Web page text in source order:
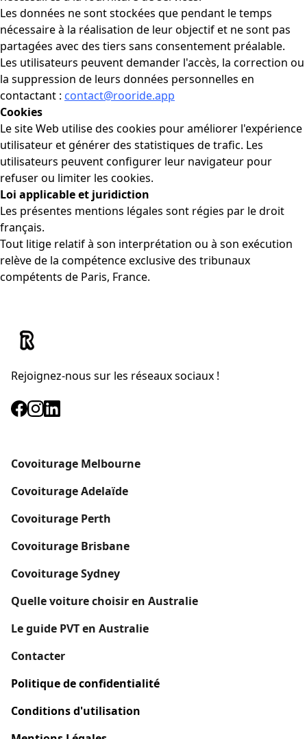
Les données ne sont stockées que pendant le temps
nécessaire à la réalisation de leur objectif et ne sont pas
partagées avec des tiers sans consentement préalable.
Les utilisateurs peuvent demander l'accès, la correction ou
la suppression de leurs données personnelles en
contactant : contact@rooride.app
Cookies
Le site Web utilise des cookies pour améliorer l'expérience
utilisateur et générer des statistiques de trafic. Les
utilisateurs peuvent configurer leur navigateur pour
refuser ou limiter les cookies.
Loi applicable et juridiction
Les présentes mentions légales sont régies par le droit
français.
Tout litige relatif à son interprétation ou à son exécution
relève de la compétence exclusive des tribunaux
compétents de Paris, France.
Rejoignez-nous sur les réseaux sociaux !
Covoiturage Melbourne
CovoiturageAdelaïde
Covoiturage Perth
Covoiturage Brisbane
Covoiturage Sydney
Quelle voiture choisir en Australie
Le guide PVT en Australie
Contacter
Politique de confidentialité
Conditions d'utilisation